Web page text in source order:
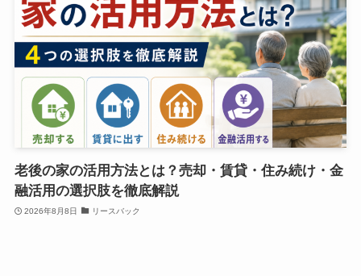
老後の家の活用方法とは？売却・賃貸・住み続け・金
融活用の選択肢を徹底解説
2026年8月8日 リースバック